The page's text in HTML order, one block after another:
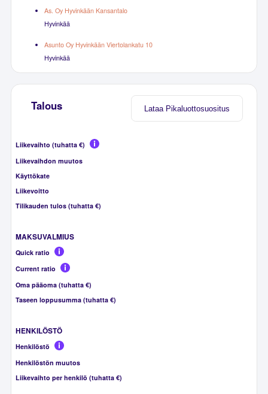
As. Oy Hyvinkään Kansantalo
Hyvinkää
Asunto Oy Hyvinkään Viertolankatu 10
Hyvinkää
Lataa Pikaluottosuositus
Talous
Liikevaihto (tuhatta €)
Liikevaihdon muutos
Käyttökate
Liikevoitto
Tilikauden tulos (tuhatta €)
MAKSUVALMIUS
Quick ratio
Current ratio
Oma pääoma (tuhatta €)
Taseen loppusumma (tuhatta €)
HENKILÖSTÖ
Henkilöstö
Henkilöstön muutos
Liikevaihto per henkilö (tuhatta €)